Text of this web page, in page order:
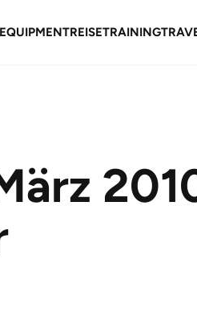
EQUIPMENTREISETRAINING